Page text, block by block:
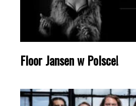
Floor Jansen w Polsce!